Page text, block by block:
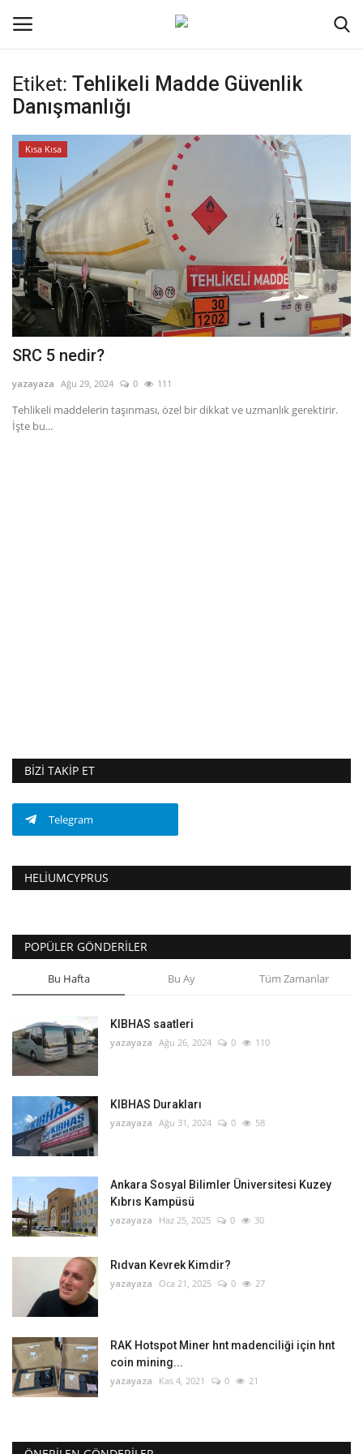
Oturum aç Kayıt ol
Ana Sayfa
Kripto Para
İletişim
Genel
Kodlama
Galeri
Dil
English
Etiket: Tehlikeli Madde Güvenlik
Danışmanlığı
Kısa Kısa
SRC 5 nedir?
yazayaza Ağu 29, 2024 0 111
Tehlikeli maddelerin taşınması, özel bir dikkat ve uzmanlık gerektirir.
İşte bu...
BIZI TAKIP ET
Telegram
HELIUMCYPRUS
POPÜLER GÖNDERILER
Bu Hafta Bu Ay Tüm Zamanlar
KIBHAS saatleri
yazayaza Ağu 26, 2024 0 110
KIBHAS Durakları
yazayaza Ağu 31, 2024 0 58
Ankara Sosyal Bilimler Üniversitesi Kuzey
Kıbrıs Kampüsü
yazayaza Haz 25, 2025 0 30
Rıdvan Kevrek Kimdir?
yazayaza Oca 21, 2025 0 27
RAK Hotspot Miner hnt madenciliği için hnt
coin mining...
yazayaza Kas 4, 2021 0 21